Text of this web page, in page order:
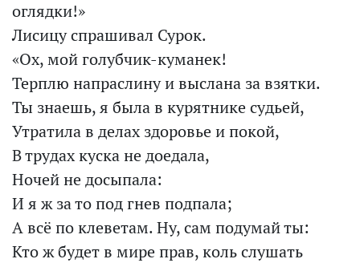
оглядки!»
Лисицу спрашивал Сурок.
«Ох, мой голубчик-куманек!
Терплю напраслину и выслана за взятки.
Ты знаешь, я была в курятнике судьей,
Утратила в делах здоровье и покой,
В трудах куска не доедала,
Ночей не досыпала:
И я ж за то под гнев подпала;
А всё по клеветам. Ну, сам подумай ты:
Кто ж будет в мире прав, коль слушать